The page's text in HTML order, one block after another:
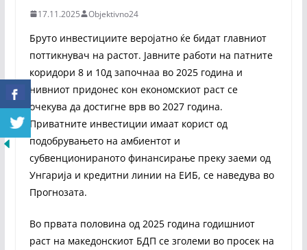
17.11.2025 Objektivno24
Бруто инвестициите веројатно ќе бидат главниот
поттикнувач на растот. Јавните работи на патните
коридори 8 и 10д започнаа во 2025 година и
нивниот придонес кон економскиот раст се
очекува да достигне врв во 2027 година.
Приватните инвестиции имаат корист од
подобрувањето на амбиентот и
субвенционираното финансирање преку заеми од
Унгарија и кредитни линии на ЕИБ, се наведува во
Прогнозата.
Во првата половина од 2025 година годишниот
раст на македонскиот БДП се зголеми во просек на